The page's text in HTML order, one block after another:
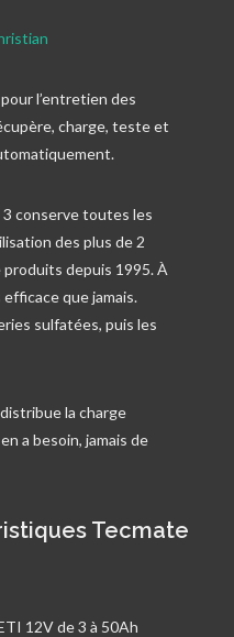
l’entretien des
charge, teste et
conserve toutes les
des plus de 2
depuis 1995. À
que jamais.
sulfatées, puis les
la charge
a besoin, jamais de
Tecmate
12V de 3 à 50Ah